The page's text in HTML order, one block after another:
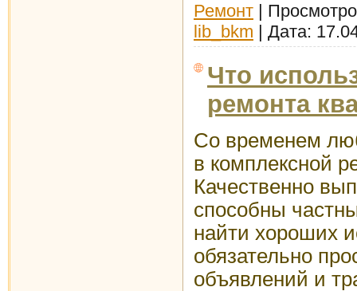
Ремонт |
lib_bkm | Дата:
Что
ремонта
Со временем
в комплексной
Качественно
способны
найти хороших
обязательно
объявлений и